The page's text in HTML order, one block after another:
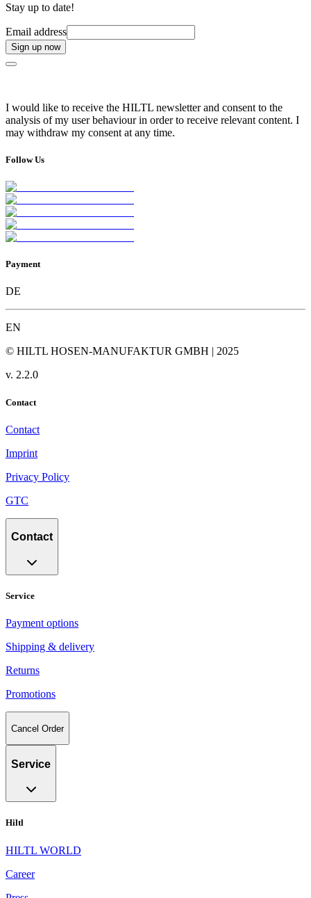
Stay up to date!
Email address
Sign up now
I would like to receive the HILTL newsletter and consent to the
analysis of my user behaviour in order to receive relevant content. I
may withdraw my consent at any time.
Follow Us
Payment
DE
EN
© HILTL HOSEN-MANUFAKTUR GMBH | 2025
v. 2.2.0
Contact
Contact
Imprint
Privacy Policy
GTC
Contact
Service
Payment options
Shipping & delivery
Returns
Promotions
Cancel Order
Service
Hiltl
HILTL WORLD
Career